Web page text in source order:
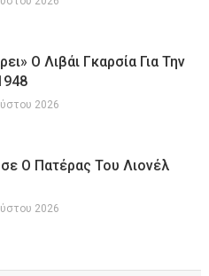
Ο Λιβάι Γκαρσία Για Την
2026
Ο Πατέρας Του Λιονέλ
2026